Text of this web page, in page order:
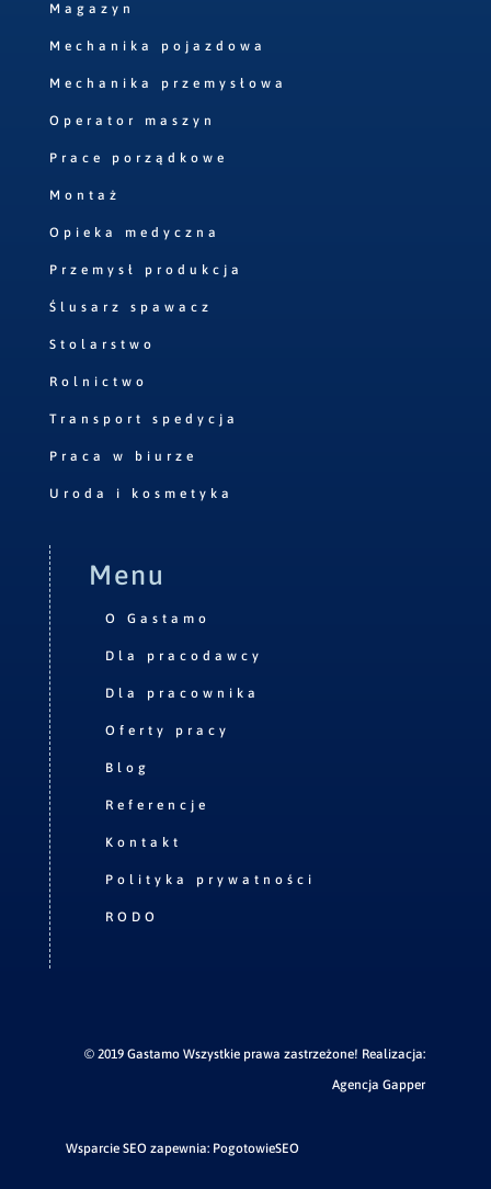
Magazyn
Mechanika pojazdowa
Mechanika przemysłowa
Operator maszyn
Prace porządkowe
Montaż
Opieka medyczna
Przemysł produkcja
Ślusarz spawacz
Stolarstwo
Rolnictwo
Transport spedycja
Praca w biurze
Uroda i kosmetyka
Menu
O Gastamo
Dla pracodawcy
Dla pracownika
Oferty pracy
Blog
Referencje
Kontakt
Polityka prywatności
RODO
© 2019 Gastamo Wszystkie prawa zastrzeżone! Realizacja:
Agencja Gapper
Wsparcie SEO zapewnia: PogotowieSEO